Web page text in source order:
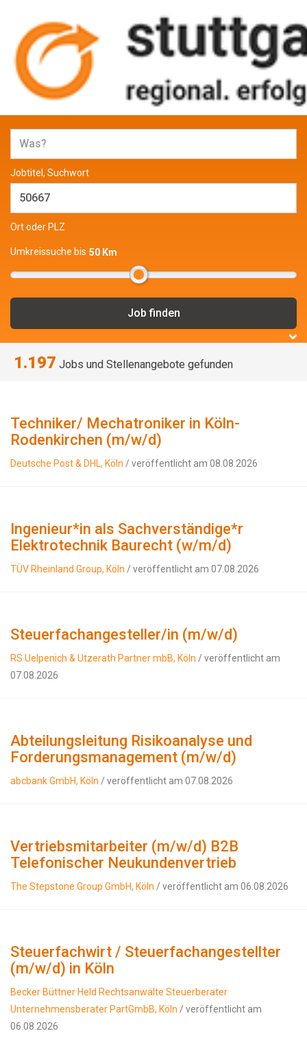
Jobs und Stellenangebote in
Stuttgart
Jobtitel, Suchwort
Ort oder PLZ
Umkreissuche bis 50 Km
1.197 Jobs und Stellenangebote gefunden
Techniker/ Mechatroniker in Köln-
Rodenkirchen (m/w/d)
Deutsche Post & DHL, Köln / veröffentlicht am 08.08.2026
Ingenieur*in als Sachverständige*r
Elektrotechnik Baurecht (w/m/d)
TÜV Rheinland Group, Köln / veröffentlicht am 07.08.2026
Steuerfachangesteller/in (m/w/d)
RS Uelpenich & Utzerath Partner mbB, Köln / veröffentlicht am
07.08.2026
Abteilungsleitung Risikoanalyse und
Forderungsmanagement (m/w/d)
abcbank GmbH, Köln / veröffentlicht am 07.08.2026
Vertriebsmitarbeiter (m/w/d) B2B
Telefonischer Neukundenvertrieb
The Stepstone Group GmbH, Köln / veröffentlicht am 06.08.2026
Steuerfachwirt / Steuerfachangestellter
(m/w/d) in Köln
Becker Büttner Held Rechtsanwälte Steuerberater
Unternehmensberater PartGmbB, Köln / veröffentlicht am
06.08.2026